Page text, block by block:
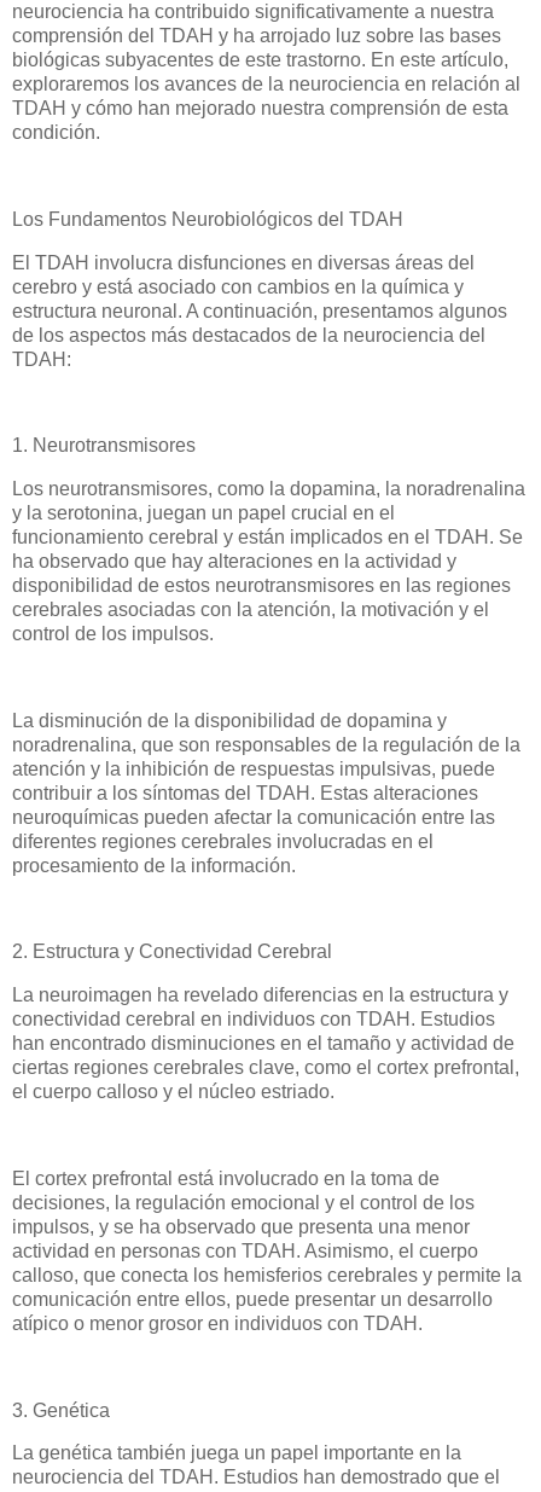
neurociencia ha contribuido significativamente a nuestra
comprensión del TDAH y ha arrojado luz sobre las bases
biológicas subyacentes de este trastorno. En este artículo,
exploraremos los avances de la neurociencia en relación al
TDAH y cómo han mejorado nuestra comprensión de esta
condición.
Los Fundamentos Neurobiológicos del TDAH
El TDAH involucra disfunciones en diversas áreas del
cerebro y está asociado con cambios en la química y
estructura neuronal. A continuación, presentamos algunos
de los aspectos más destacados de la neurociencia del
TDAH:
1. Neurotransmisores
Los neurotransmisores, como la dopamina, la noradrenalina
y la serotonina, juegan un papel crucial en el
funcionamiento cerebral y están implicados en el TDAH. Se
ha observado que hay alteraciones en la actividad y
disponibilidad de estos neurotransmisores en las regiones
cerebrales asociadas con la atención, la motivación y el
control de los impulsos.
La disminución de la disponibilidad de dopamina y
noradrenalina, que son responsables de la regulación de la
atención y la inhibición de respuestas impulsivas, puede
contribuir a los síntomas del TDAH. Estas alteraciones
neuroquímicas pueden afectar la comunicación entre las
diferentes regiones cerebrales involucradas en el
procesamiento de la información.
2. Estructura y Conectividad Cerebral
La neuroimagen ha revelado diferencias en la estructura y
conectividad cerebral en individuos con TDAH. Estudios
han encontrado disminuciones en el tamaño y actividad de
ciertas regiones cerebrales clave, como el cortex prefrontal,
el cuerpo calloso y el núcleo estriado.
El cortex prefrontal está involucrado en la toma de
decisiones, la regulación emocional y el control de los
impulsos, y se ha observado que presenta una menor
actividad en personas con TDAH. Asimismo, el cuerpo
calloso, que conecta los hemisferios cerebrales y permite la
comunicación entre ellos, puede presentar un desarrollo
atípico o menor grosor en individuos con TDAH.
3. Genética
La genética también juega un papel importante en la
neurociencia del TDAH. Estudios han demostrado que el